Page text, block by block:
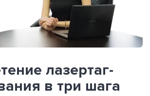
лазертаг-
в три шага